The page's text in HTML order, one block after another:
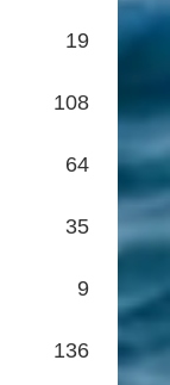
19
108
64
35
9
136